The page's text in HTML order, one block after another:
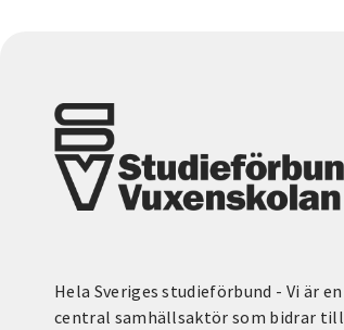
Hela Sveriges studieförbund - Vi är en
central samhällsaktör som bidrar till